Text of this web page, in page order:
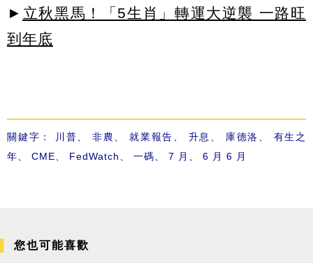
► 立秋黑馬！「5生肖」轉運大逆襲 一路旺
到年底
關鍵字： 川普 非農 、就業報告 升息 庫德洛
有生之
年
CME FedWatch 一碼 7 月 6 月 6 月
您也可能喜歡